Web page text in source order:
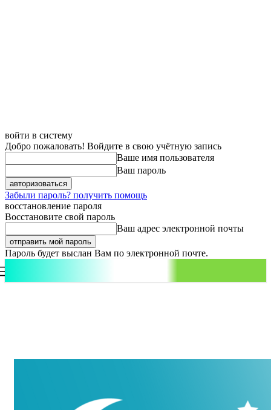
войти в систему
Добро пожаловать! Войдите в свою учётную запись
Ваше имя пользователя
Ваш пароль
Забыли пароль? получить помощь
восстановление пароля
Восстановите свой пароль
Ваш адрес электронной почты
Пароль будет выслан Вам по электронной почте.